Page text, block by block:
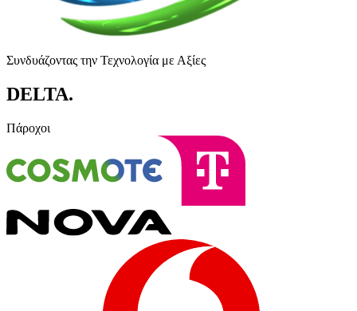
Συνδυάζοντας την Τεχνολογία με Αξίες
DELTA.
Πάροχοι